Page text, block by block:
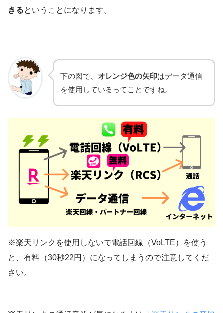
きるということになります。
下の図で、 オレンジ色の矢印はデータ通信
を使用しているってことですね。
※楽天リンクを使用しないで電話回線（VoLTE）を使う
と、有料（30秒22円）になってしまうので注意してくだ
さい。